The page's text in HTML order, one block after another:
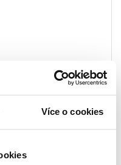
Více o cookies
sestavy Office C540